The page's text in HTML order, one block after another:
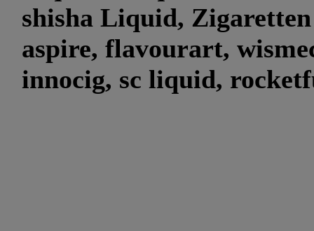
shisha Liquid,
aspire, flavourart,
innocig, sc liquid,